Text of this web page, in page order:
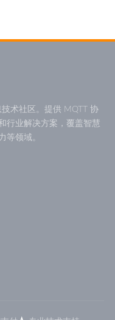
术社区。提供 MQTT 协
行业解决方案，覆盖智慧
等领域。